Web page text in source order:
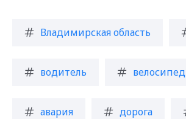
Владимирская область
водитель велосипед
авария дорога